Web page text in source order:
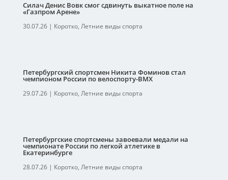
Силач Денис Вовк смог сдвинуть выкатное поле на
«Газпром Арене»
30.07.26| Коротко, Летние виды спорта
Петербургский спортсмен Никита Фоминов стал
чемпионом России по велоспорту-ВМХ
29.07.26| Коротко, Летние виды спорта
Петербургские спортсмены завоевали медали на
чемпионате России по легкой атлетике в
Екатеринбурге
28.07.26| Коротко, Летние виды спорта